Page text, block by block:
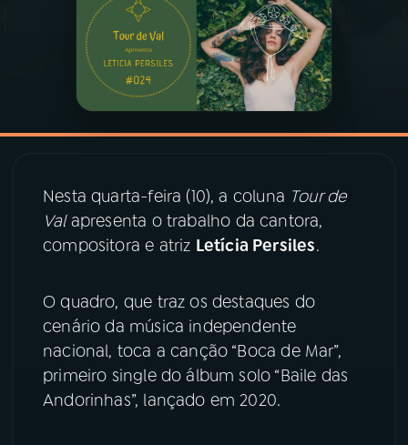
PROGRAMAS
PODCASTS
07 ÚLTIMAS
PRÊMIO RÁDIO MEC
ACOMPANHE A RÁDIO MEC
YouTube Facebook
Nesta quarta-feira (10), a coluna Tour de
Valapresenta o trabalho da cantora,
compositora e atriz Letícia Persiles.
O quadro, que traz os destaques do
cenário da música independente
nacional, toca a canção “Boca de Mar”,
primeiro single do álbum solo “Baile das
Andorinhas”, lançado em 2020.